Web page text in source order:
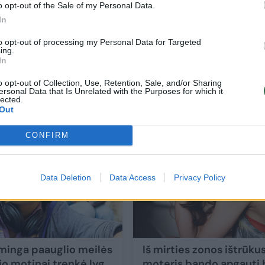
opt-out of the Sale of my Personal Data.
opt-out of processing my Personal Data for Targeted
opt-out of Collection, Use, Retention, Sale, and/or Sharing
Data that Is Unrelated with the Purposes for which it
CONFIRM
Data Deletion Data Access Privacy Policy
Lietuvoje
paauglio meilės
Iš mirties zonos